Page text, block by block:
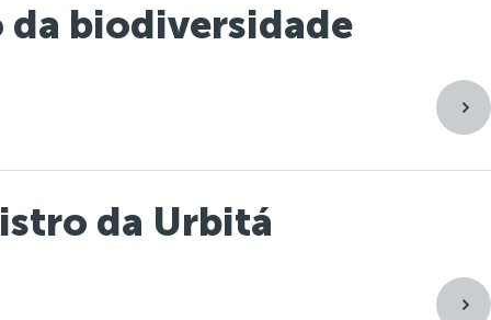
da biodiversidade
da Urbitá